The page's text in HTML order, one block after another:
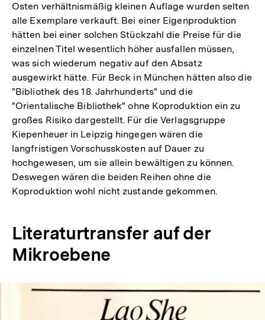
Osten verhältnismäßig kleinen Auflage wurden selten
alle Exemplare verkauft. Bei einer Eigenproduktion
hätten bei einer solchen Stückzahl die Preise für die
einzelnen Titel wesentlich höher ausfallen müssen,
was sich wiederum negativ auf den Absatz
ausgewirkt hätte. Für Beck in München hätten also die
"Bibliothek des 18. Jahrhunderts" und die
"Orientalische Bibliothek" ohne Koproduktion ein zu
großes Risiko dargestellt. Für die Verlagsgruppe
Kiepenheuer in Leipzig hingegen wären die
langfristigen Vorschusskosten auf Dauer zu
hochgewesen, um sie allein bewältigen zu können.
Deswegen wären die beiden Reihen ohne die
Koproduktion wohl nicht zustande gekommen.
Literaturtransfer auf der
Mikroebene